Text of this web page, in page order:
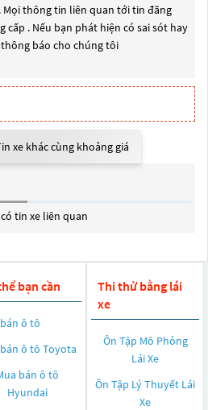
thông tin liên quan tới tin đăng
cấp . Nếu bạn phát hiện có sai sót hay
báo cho chúng tôi
xe khác cùng khoảng giá
tin xe liên quan
bạn cần
ô tô
ô tô Toyota
bán ô tô
Hyundai
Thi thử bằng lái
xe
Ôn Tập Mô Phỏng
Lái Xe
Ôn Tập Lý Thuyết Lái
Xe